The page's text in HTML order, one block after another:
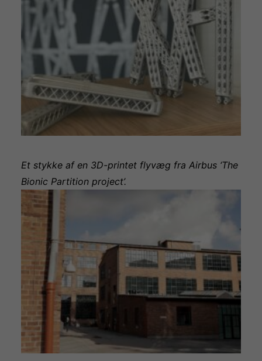
Et stykke af en 3D-printet flyvæg fra Airbus ‘The
Bionic Partition project’.